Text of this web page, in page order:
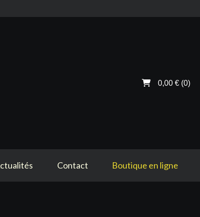
0,00 € (0)
Contact Boutique en ligne